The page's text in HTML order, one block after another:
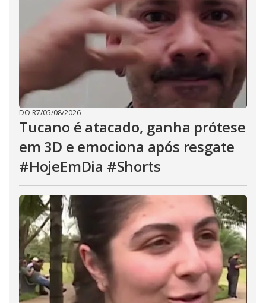
DO R7/05/08/2026
Tucano é atacado, ganha prótese
em 3D e emociona após resgate
#HojeEmDia #Shorts